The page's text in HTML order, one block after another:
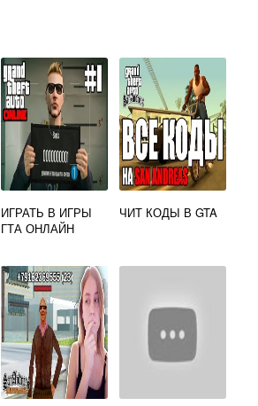
ИГРАТЬ В ИГРЫ
ГТА ОНЛАЙН
ЧИТ КОДЫ В GTA